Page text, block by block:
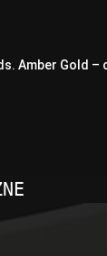
Amber Gold –